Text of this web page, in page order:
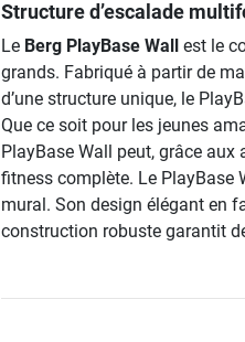
Structure d’escalade
Le Berg PlayBase Wallest le
grands. Fabriqué à partir de
d’une structure unique, le
Que ce soit pour les jeunes
PlayBase Wall peut, grâce aux
fitness complète. Le PlayBase
mural. Son design élégant en
construction robuste garantit